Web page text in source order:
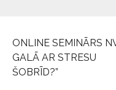
ONLINE SEMINĀRS
GALĀ AR STRESU
ŠOBRĪD?”